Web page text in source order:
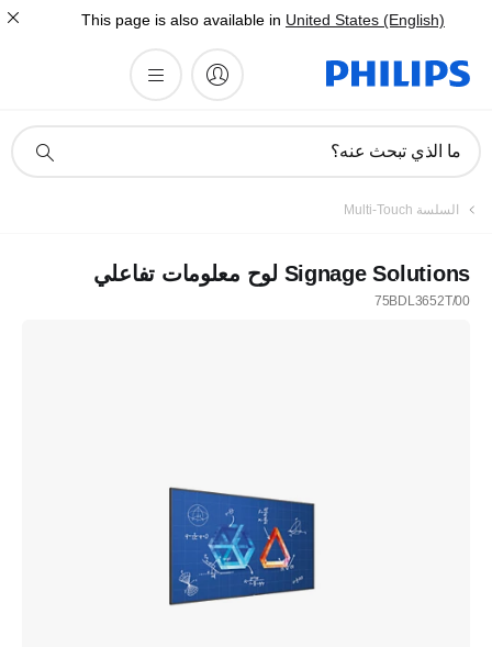
This page is also available in United States (English)
دعم
ما الذي تبحث عنه؟
السلسة Multi-Touch
Signage Solutions لوح معلومات تفاعلي
75BDL3652T/00